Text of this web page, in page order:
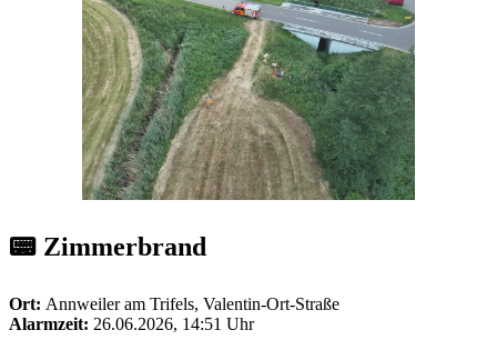
📟 Zimmerbrand
Ort: Annweiler am Trifels, Valentin-Ort-Straße
Alarmzeit: 26.06.2026, 14:51 Uhr